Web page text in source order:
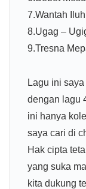
7.Wantah Iluh
8.Ugag –
9.Tresna
Lagu ini
dengan lagu
ini hanya
saya cari di
Hak cipta
yang suka
kita dukung